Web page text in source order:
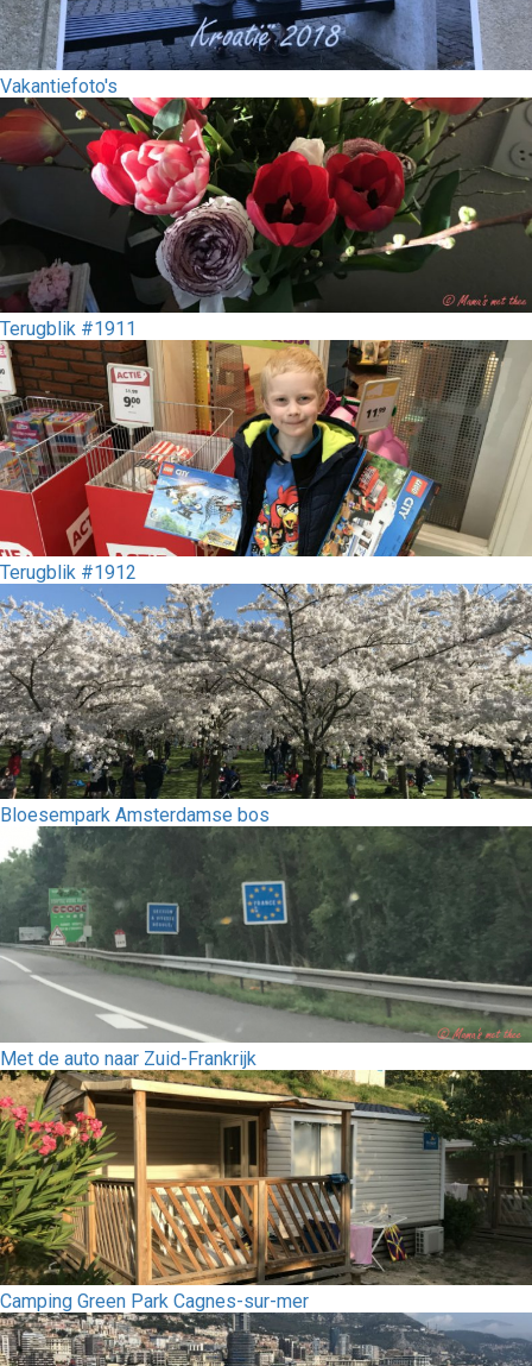
Vakantiefoto's
Terugblik #1911
Terugblik #1912
Bloesempark Amsterdamse bos
Met de auto naar Zuid-Frankrijk
Camping Green Park Cagnes-sur-mer